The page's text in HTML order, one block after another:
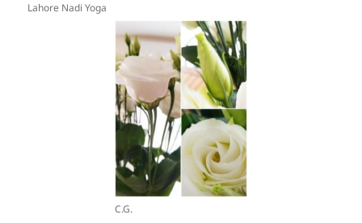
Lahore Nadi Yoga
C.G.